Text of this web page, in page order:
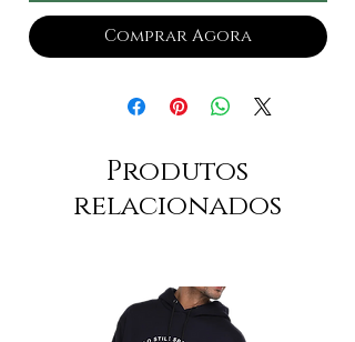
Comprar Agora
Produtos
relacionados